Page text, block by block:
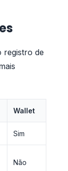
registro de
Wallet
Sim
Não